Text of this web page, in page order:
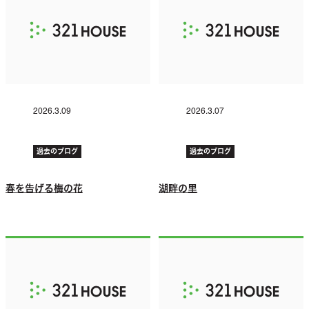
2026.3.09
過去のブログ
春を告げる梅の花
2026.3.07
過去のブログ
湖畔の里